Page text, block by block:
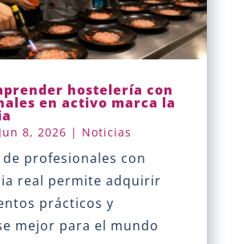
hostelería con
en activo marca la
Jun 8, 2026 | Noticias
profesionales con
real permite adquirir
prácticos y
mejor para el mundo